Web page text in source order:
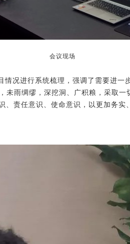
会议现场
况进行系统梳理，强调了需要进一
未雨绸缪，深挖洞、广积粮，采取一
、责任意识、使命意识，以更加务